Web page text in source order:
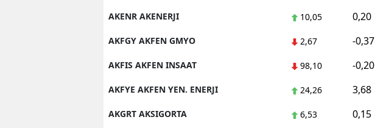
AKENR AKENERJI 10,05 0,20
AKFGY AKFEN GMYO 2,67 -0,37
AKFIS AKFEN INSAAT 98,10 -0,20
AKFYE AKFEN YEN. ENERJI 24,26 3,68
AKGRT AKSIGORTA 6,53 0,15